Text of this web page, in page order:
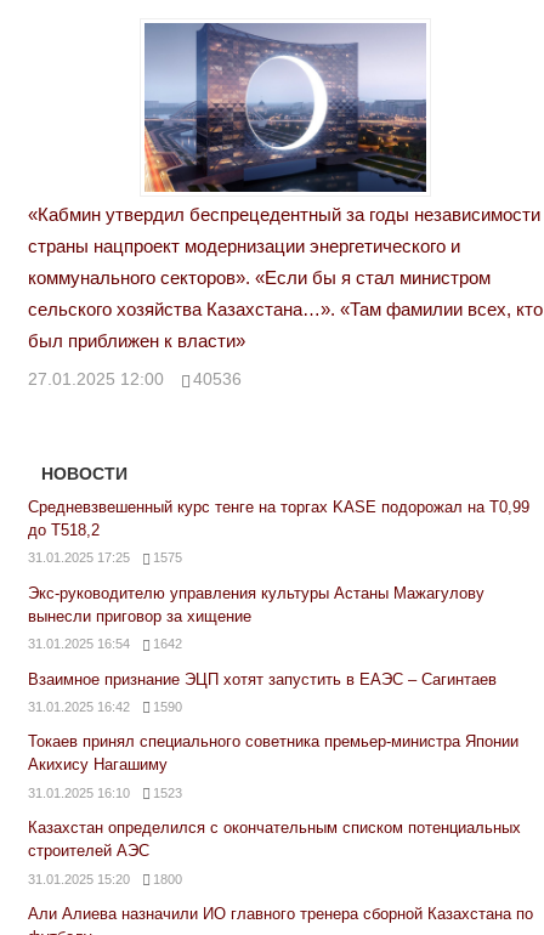
«Кабмин утвердил беспрецедентный за годы независимости
страны нацпроект модернизации энергетического и
коммунального секторов». «Если бы я стал министром
сельского хозяйства Казахстана…». «Там фамилии всех, кто
был приближен к власти»
27.01.2025 12:00 40536
НОВОСТИ
Средневзвешенный курс тенге на торгах KASE подорожал на Т0,99
до Т518,2
31.01.2025 17:25 1575
Экс-руководителю управления культуры Астаны Мажагулову
вынесли приговор за хищение
31.01.2025 16:54 1642
Взаимное признание ЭЦП хотят запустить в ЕАЭС – Сагинтаев
31.01.2025 16:42 1590
Токаев принял специального советника премьер-министра Японии
Акихису Нагашиму
31.01.2025 16:10 1523
Казахстан определился с окончательным списком потенциальных
строителей АЭС
31.01.2025 15:20 1800
Али Алиева назначили ИО главного тренера сборной Казахстана по